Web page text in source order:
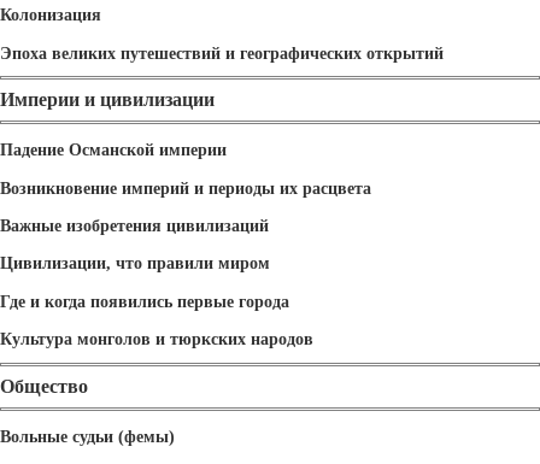
Колонизация
Эпоха великих путешествий и географических открытий
Империи и цивилизации
Падение Османской империи
Возникновение империй и периоды их расцвета
Важные изобретения цивилизаций
Цивилизации, что правили миром
Где и когда появились первые города
Культура монголов и тюркских народов
Общество
Вольные судьи (фемы)